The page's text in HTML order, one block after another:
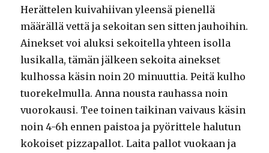
Herättelen kuivahiivan yleensä pienellä
määrällä vettä ja sekoitan sen sitten jauhoihin.
Ainekset voi aluksi sekoitella yhteen isolla
lusikalla, tämän jälkeen sekoita ainekset
kulhossa käsin noin 20 minuuttia. Peitä kulho
tuorekelmulla. Anna nousta rauhassa noin
vuorokausi. Tee toinen taikinan vaivaus käsin
noin 4-6h ennen paistoa ja pyörittele halutun
kokoiset pizzapallot. Laita pallot vuokaan ja